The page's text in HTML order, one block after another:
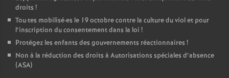
droits !
Tou·tes mobilisé·es le 19 octobre contre la culture du viol et pour
l’inscription du consentement dans la loi !
Protégez les enfants des gouvernements réactionnaires !
Non à la réduction des droits à Autorisations spéciales d’absence
(ASA)